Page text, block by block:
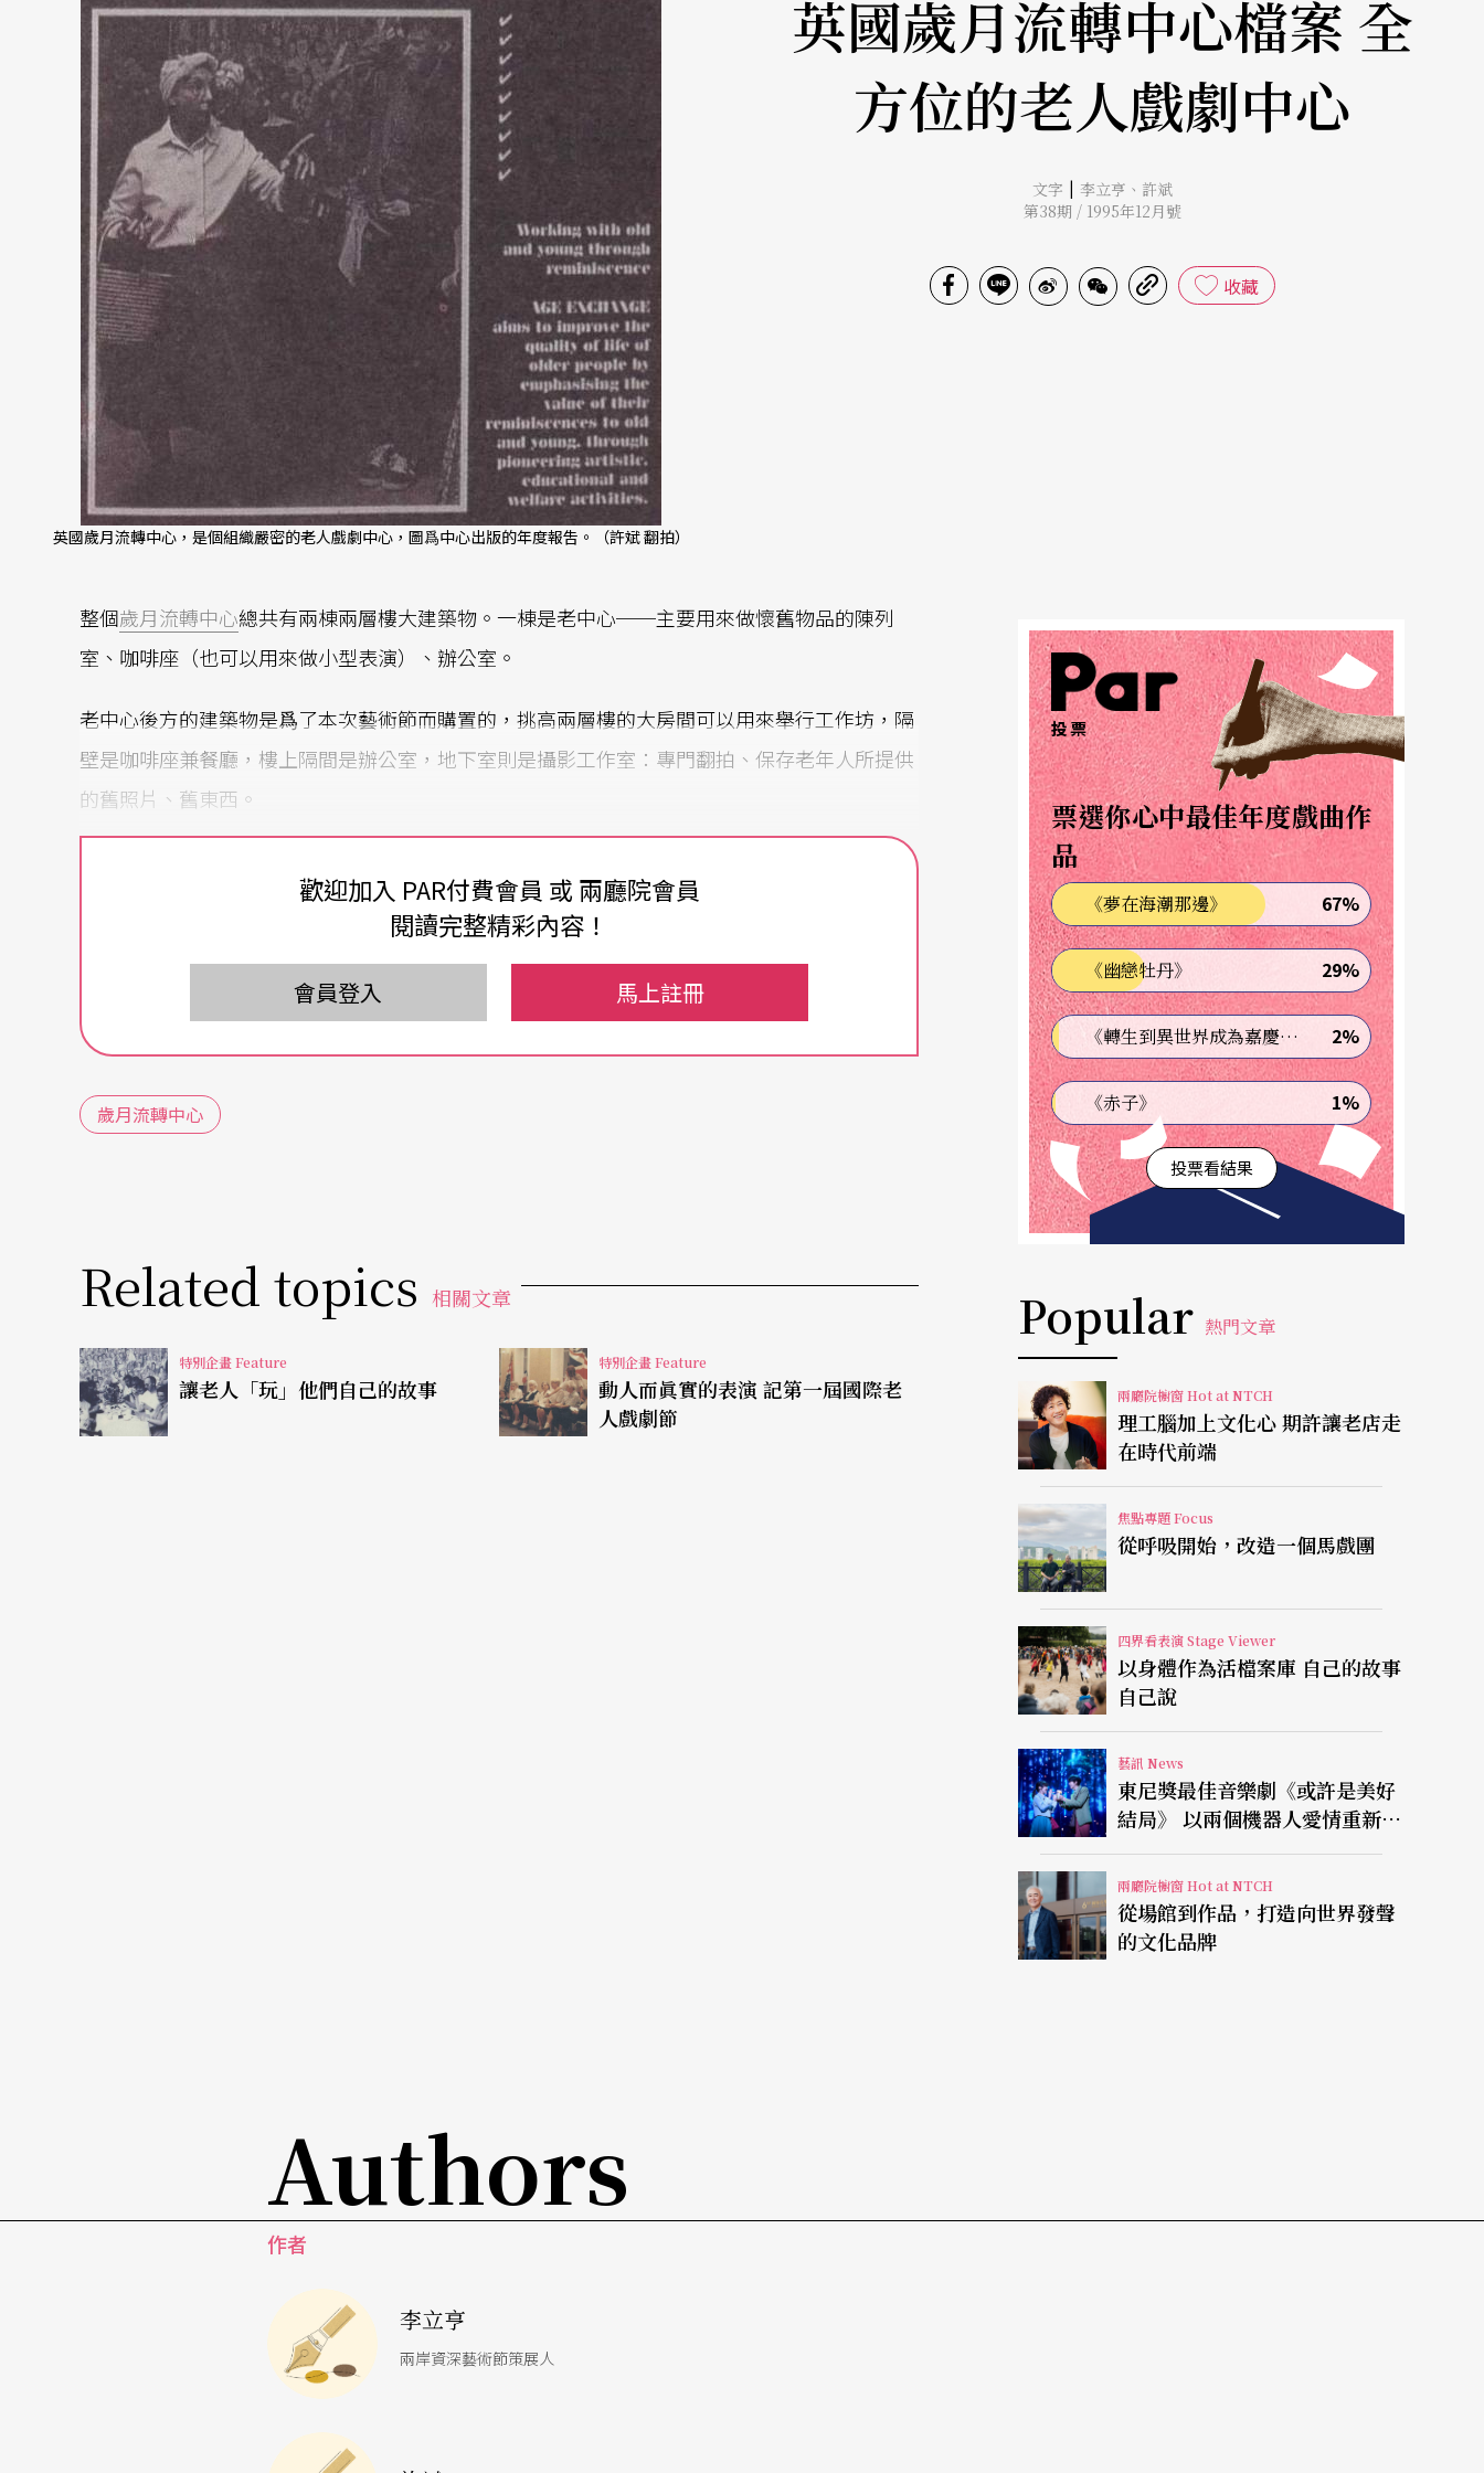
英國歲月流轉中心，是個組織嚴密的老人戲劇中心，圖爲中心出版的年度報吿。（許斌 翻拍）
英國歲月流轉中心檔案 全
方位的老人戲劇中心
文字 | 李立亨 、 許斌
第38期 / 1995年12月號
收藏
整個歲月流轉中心總共有兩棟兩層樓大建築物。一棟是老中心──主要用來做懷舊物品的陳列
室、咖啡座（也可以用來做小型表演）、辦公室。
老中心後方的建築物是爲了本次藝術節而購置的，挑高兩層樓的大房間可以用來舉行工作坊，隔
壁是咖啡座兼餐廳，樓上隔間是辦公室，地下室則是攝影工作室：專門翻拍、保存老年人所提供
的舊照片、舊東西。
歲月流轉中心除了擁有職業劇團（專做巡迴表演）、老人業餘劇團之外，它本身還出版雜誌《懷
舊》季刊Reminis-cences、老人的口述歷史，及他們親身經歷過或聽來的故事。同時中心本身還
爲社區老人舉行五十歲以上老人才能參加的工作坊。
除了英國本地的活動以外，中心還趁一九九三年舉辦歐陸老人國際會議之便，建立起「歐陸懷舊
網路」（European Reminiscence Network）。總共有十一個國家十八個老人劇團、活動中心參
本的聯絡人。
歡迎加入 PAR付費會員 或 兩廳院會員
閱讀完整精彩內容！
會員登入 馬上註冊
歲月流轉中心
Related topics 相關文章
特別企畫 Feature
讓老人「玩」他們自己的故事
特別企畫 Feature
動人而眞實的表演 記第一屆國際老
人戲劇節
投票
票選你心中最佳年度戲曲作
品
《夢在海潮那邊》 67%
《幽戀牡丹》 29%
《轉生到異世界成為嘉慶君—發現我的祖先是詐騙集團!?》 2%
《赤子》 1%
投票看結果
Popular 熱門文章
兩廳院櫥窗 Hot at NTCH
理工腦加上文化心 期許讓老店走
在時代前端
焦點專題 Focus
從呼吸開始，改造一個馬戲團
四界看表演 Stage Viewer
以身體作為活檔案庫 自己的故事
自己說
藝訊 News
東尼獎最佳音樂劇《或許是美好
結局》 以兩個機器人愛情重新凝
視有限人生
兩廳院櫥窗 Hot at NTCH
從場館到作品，打造向世界發聲
的文化品牌
Authors
作者
李立亨
兩岸資深藝術節策展人